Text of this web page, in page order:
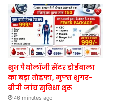
शुभ पैथोलॉजी सेंटर डोईवाला
का बड़ा तोहफा, मुफ्त शुगर-
बीपी जांच सुविधा शुरू
46 minutes ago